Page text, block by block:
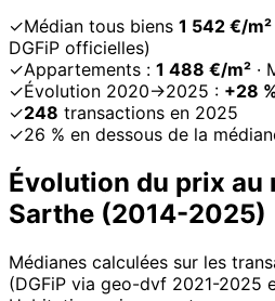
✓Médian tous biens 1 542 €/m²
DGFiP officielles)
✓Appartements : 1 488 €/m² ·
✓Évolution 2020→2025 : +28
✓248 transactions en 2025
✓26 % en dessous de la
Évolution du prix au
Sarthe (2014-2025)
Médianes calculées sur les
(DGFiP via geo-dvf 2021-2025